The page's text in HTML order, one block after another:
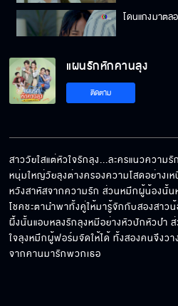
โดนแกงมาตล
จะกลับไปคืนดีกั
ยังอยากได้สว
แผนรักหักคานลุง
ติดตาม
สาววัยใสแต่หัวใจรักลุง...ละครแนวความ
หนุ่มใหญ่วัยลุงต่างครองความโสดอย่างเ
หวังสาหัสจากความรัก ส่วนหมึกผู้น้องนั้
โชคชะตานำพาทั้งคู่ให้มารู้จักกับสองสาว
ผึ้งนั้นแอบหลงรักลุงหมีอย่างหัวปักหัวปำ
ใจลุงหมึกผู้ฟอร์มจัดให้ได้ ทั้งสองคนจึงว
จากคานมารักพวกเธอ